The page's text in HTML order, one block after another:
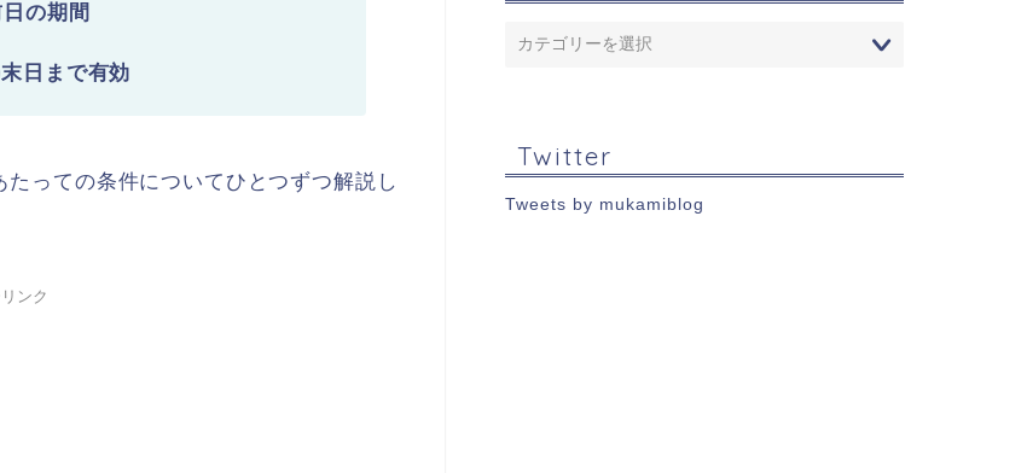
の期間
日まで有効
っての条件についてひとつずつ解説し
ンク
Twitter
Tweets by mukamiblog